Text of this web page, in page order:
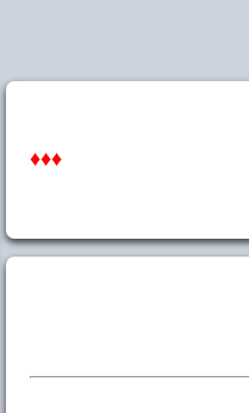
♦♦♦